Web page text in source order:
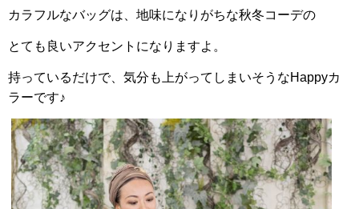
カラフルなバッグは、地味になりがちな秋冬コーデの
とても良いアクセントになりますよ。
持っているだけで、気分も上がってしまいそうなHappyカ
ラーです♪